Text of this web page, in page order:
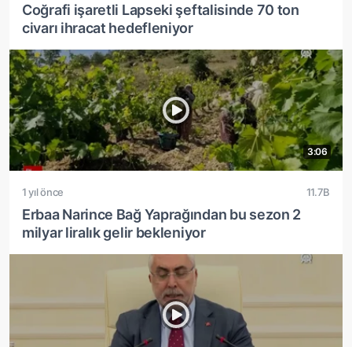
Coğrafi işaretli Lapseki şeftalisinde 70 ton
civarı ihracat hedefleniyor
3:06
1 yıl önce 11.7B
Erbaa Narince Bağ Yaprağından bu sezon 2
milyar liralık gelir bekleniyor